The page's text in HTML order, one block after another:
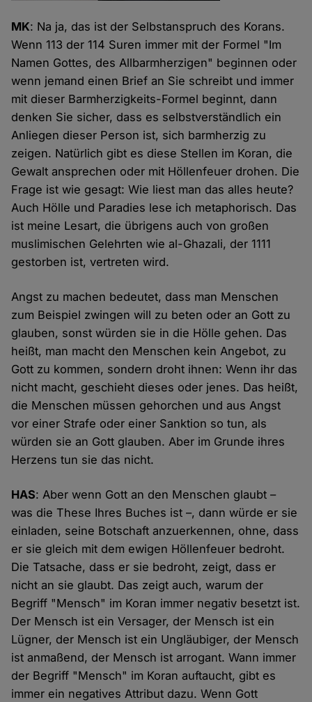
MK: Na ja, das ist der Selbstanspruch des Korans.
Wenn 113 der 114 Suren immer mit der Formel "Im
Namen Gottes, des Allbarmherzigen" beginnen oder
wenn jemand einen Brief an Sie schreibt und immer
mit dieser Barmherzigkeits-Formel beginnt, dann
denken Sie sicher, dass es selbstverständlich ein
Anliegen dieser Person ist, sich barmherzig zu
zeigen. Natürlich gibt es diese Stellen im Koran, die
Gewalt ansprechen oder mit Höllenfeuer drohen. Die
Frage ist wie gesagt: Wie liest man das alles heute?
Auch Hölle und Paradies lese ich metaphorisch. Das
ist meine Lesart, die übrigens auch von großen
muslimischen Gelehrten wie al-Ghazali, der 1111
gestorben ist, vertreten wird.
Angst zu machen bedeutet, dass man Menschen
zum Beispiel zwingen will zu beten oder an Gott zu
glauben, sonst würden sie in die Hölle gehen. Das
heißt, man macht den Menschen kein Angebot, zu
Gott zu kommen, sondern droht ihnen: Wenn ihr das
nicht macht, geschieht dieses oder jenes. Das heißt,
die Menschen müssen gehorchen und aus Angst
vor einer Strafe oder einer Sanktion so tun, als
würden sie an Gott glauben. Aber im Grunde ihres
Herzens tun sie das nicht.
HAS: Aber wenn Gott an den Menschen glaubt –
was die These Ihres Buches ist –, dann würde er sie
einladen, seine Botschaft anzuerkennen, ohne, dass
er sie gleich mit dem ewigen Höllenfeuer bedroht.
Die Tatsache, dass er sie bedroht, zeigt, dass er
nicht an sie glaubt. Das zeigt auch, warum der
Begriff "Mensch" im Koran immer negativ besetzt ist.
Der Mensch ist ein Versager, der Mensch ist ein
Lügner, der Mensch ist ein Ungläubiger, der Mensch
ist anmaßend, der Mensch ist arrogant. Wann immer
der Begriff "Mensch" im Koran auftaucht, gibt es
immer ein negatives Attribut dazu. Wenn Gott